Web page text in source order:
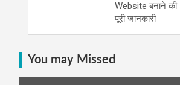
Website बनाने की
पूरी जानकारी
You may Missed